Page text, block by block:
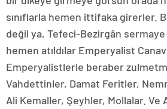
sınıflarla hemen ittifaka girerler.
değil ya, Tefeci-Bezirgân
hemen atıldılar Emperyalist
Emperyalistlerle beraber
Vahdettinler, Damat Feritler,
Ali Kemaller, Şeyhler, Mollalar. Ve